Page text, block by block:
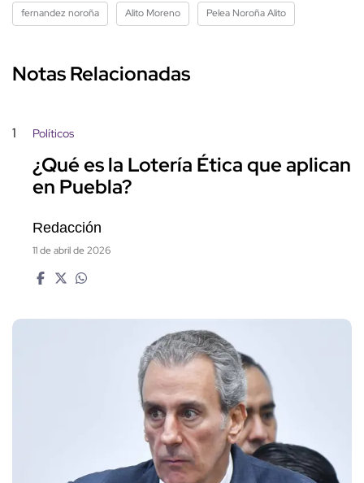
fernandez noroña Alito Moreno Pelea Noroña Alito
Notas Relacionadas
1 Políticos
¿Qué es la Lotería Ética que aplican
en Puebla?
Redacción
11 de abril de 2026